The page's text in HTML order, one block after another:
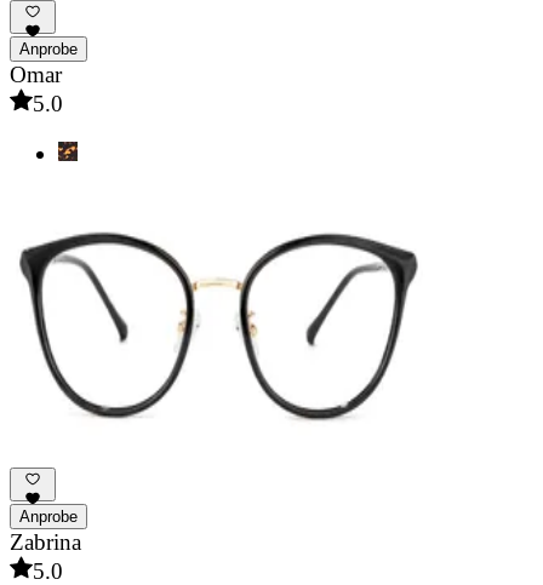
Anprobe
Omar
5.0
Anprobe
Zabrina
5.0